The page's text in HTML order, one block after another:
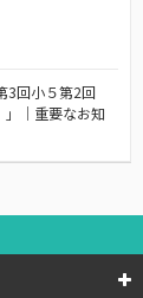
回小５第2回
」｜重要なお知